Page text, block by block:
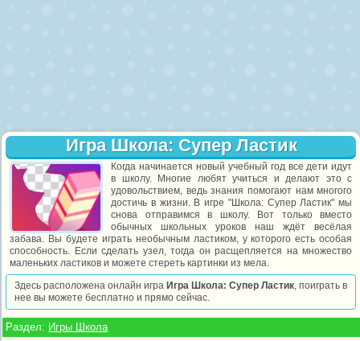
Игра Школа: Супер Ластик
Когда начинается новый учебный год все дети идут
в школу. Многие любят учиться и делают это с
удовольствием, ведь знания помогают нам многого
достичь в жизни. В игре "Школа: Супер Ластик" мы
снова отправимся в школу. Вот только вместо
обычных школьных уроков наш ждёт весёлая
забава. Вы будете играть необычным ластиком, у которого есть особая
способность. Если сделать узел, тогда он расщепляется на множество
маленьких ластиков и можете стереть картинки из мела.
Здесь расположена онлайн игра Игра Школа: Супер Ластик, поиграть в
нее вы можете бесплатно и прямо сейчас.
Раздел: Игры Школа